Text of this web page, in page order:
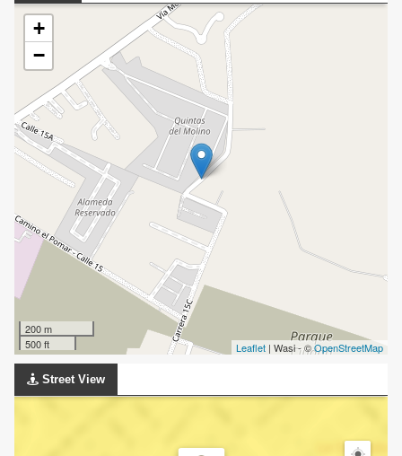
+
−
200 m
500 ft
Leaflet | Wasi - ©OpenStreetMap
Street View